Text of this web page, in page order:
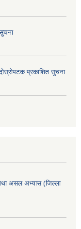
प्रकाशित सुचना
असल अभ्यास (जिल्ला